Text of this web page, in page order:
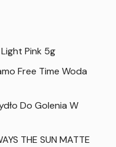
Pink 5g
Free Time Woda
Do Golenia W
THE SUN MATTE